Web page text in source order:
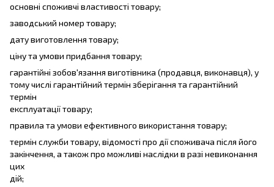
основні споживчі властивості товару;
заводський номер товару;
дату виготовлення товару;
ціну та умови придбання товару;
гарантійні зобов'язання виготівника (продавця, виконавця), у
тому числі гарантійний термін зберігання та гарантійний
термін
експлуатації товару;
правила та умови ефективного використання товару;
термін служби товару, відомості про дії споживача після його
закінчення, а також про можливі наслідки в разі невиконання
цих
дій;